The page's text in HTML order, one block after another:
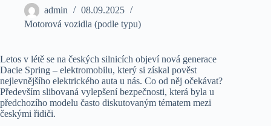
admin
08.09.2025
Motorová vozidla (podle typu)
Letos v létě se na českých silnicích objeví nová generace
Dacie Spring – elektromobilu, který si získal pověst
nejlevnějšího elektrického auta u nás. Co od něj očekávat?
Především slibovaná vylepšení bezpečnosti, která byla u
předchozího modelu často diskutovaným tématem mezi
českými řidiči.